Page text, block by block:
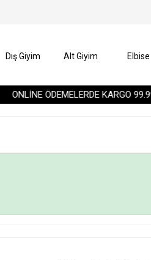
ONLİNE ÖDEMELERDE KARGO
Dış Giyim Alt Giyim Elbise